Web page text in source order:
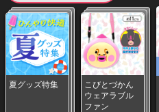
夏グッズ特集
こびとづかん
ウェアラブル
ファン